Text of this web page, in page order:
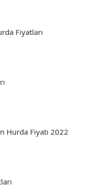
Fiyatları
Hurda Fiyatı 2022